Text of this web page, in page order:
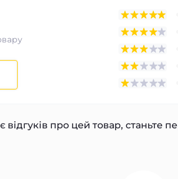
відгуків про цей товар, станьте